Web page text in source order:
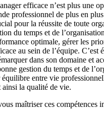
efficace n’est plus une
professionnel de plus en
pour la réussite de toute
du temps et de
optimale, gérer les
au sein de l’équipe. C’est
dans son domaine et
gestion du temps et de
entre vie
la qualité de vie.
maîtriser ces compétences